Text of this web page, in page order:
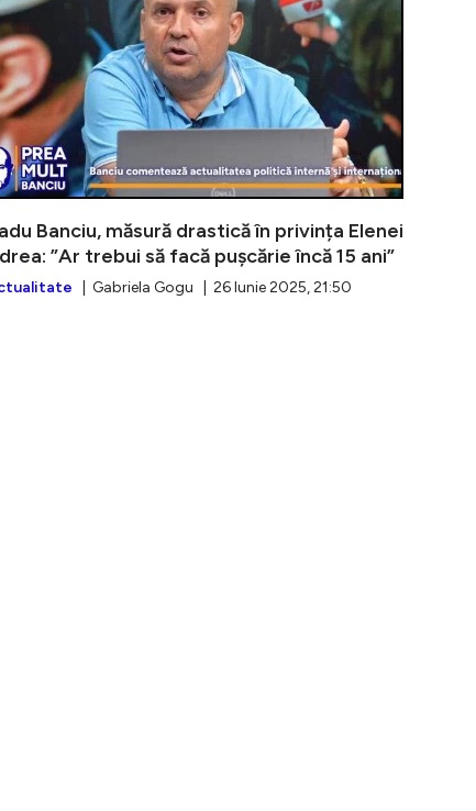
Banciu, măsură drastică în privința Elenei
”Ar trebui să facă pușcărie încă 15 ani”
| Gabriela Gogu | 26 Iunie 2025, 21:50